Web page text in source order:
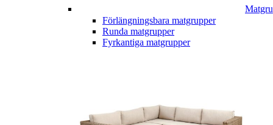
Förlängningsbara matgrupper
Runda matgrupper
Fyrkantiga matgrupper